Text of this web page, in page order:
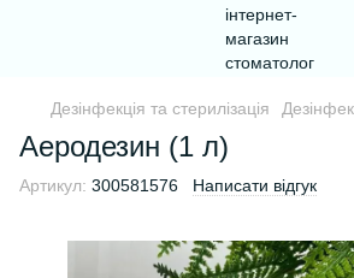
Дезінфекція та стерилізація
Аеродезин (1 л)
Артикул: 300581576 Написати відгук